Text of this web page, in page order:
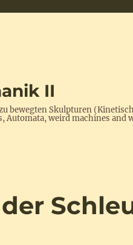
II
bewegten Skulpturen
weird machines and